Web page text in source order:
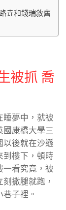
垚和錢瑞敘舊
被抓 喬
睡夢中，就被
國康橋大學三
以後就在沙遜
到樓下，頓時
一看究竟，被
撒腿就跑，
子裡。